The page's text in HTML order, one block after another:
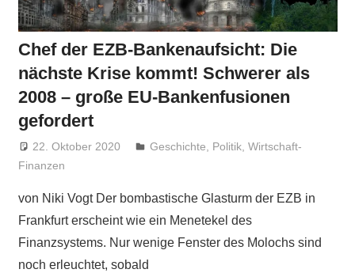
Chef der EZB-Bankenaufsicht: Die
nächste Krise kommt! Schwerer als
2008 – große EU-Bankenfusionen
gefordert
22. Oktober 2020 Niki Vogt
Geschichte, Politik,Wirtschaft-
Finanzen
von Niki Vogt Der bombastische Glasturm der EZB in
Frankfurt erscheint wie ein Menetekel des
Finanzsystems. Nur wenige Fenster des Molochs sind
noch erleuchtet, sobald